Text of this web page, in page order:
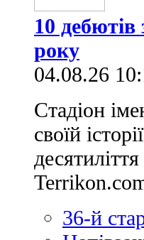
10 дебютів
року
04.08.26
Стадіон
своїй
36-й